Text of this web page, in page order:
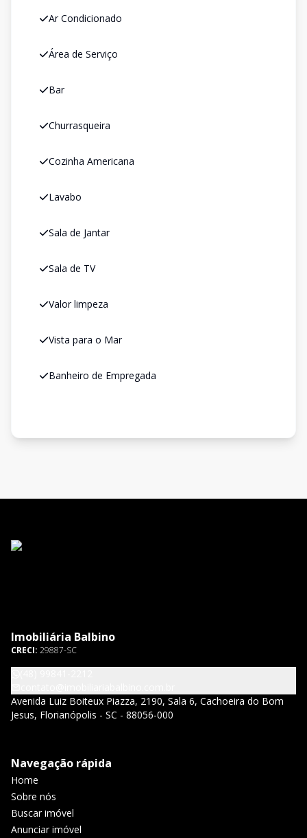
Ar Condicionado
Área de Serviço
Bar
Churrasqueira
Cozinha Americana
Lavabo
Sala de Jantar
Sala de TV
Valor limpeza
Vista para o Mar
Banheiro de Empregada
Imobiliária Balbino
CRECI: 29887-SC
Avenida Luiz Boiteux Piazza, 2190, Sala 6, Cachoeira do Bom
Jesus, Florianópolis - SC - 88056-000
Navegação rápida
Home
Sobre nós
Buscar imóvel
Anunciar imóvel